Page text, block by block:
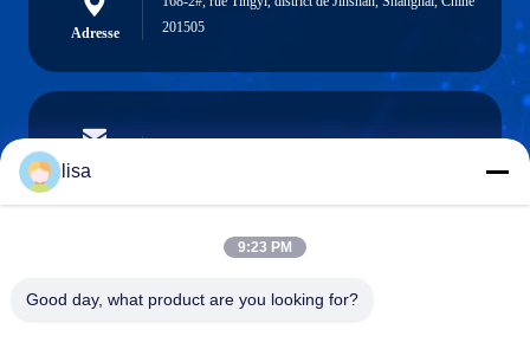
Adresse
201505
E-mail
Téléphone
lisa
9:23 PM
Good day, what product are you looking for?